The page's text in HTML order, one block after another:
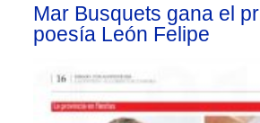
Mar Busquets gana el
poesía León Felipe